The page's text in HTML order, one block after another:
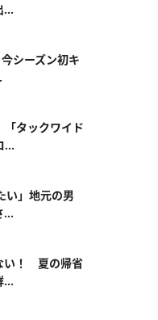
...
シーズン初キ
タックワイド
...
い」地元の男
...
い！ 夏の帰省
...